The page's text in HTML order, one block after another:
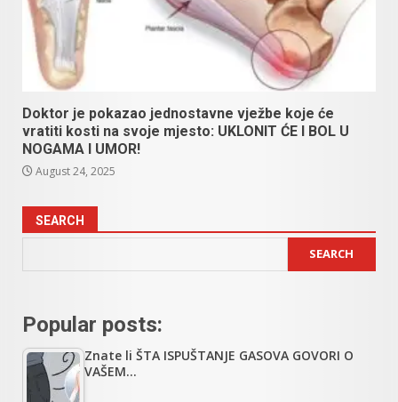
Doktor je pokazao jednostavne vježbe koje će
vratiti kosti na svoje mjesto: UKLONIT ĆE I BOL U
NOGAMA I UMOR!
August 24, 2025
SEARCH
SEARCH
Popular posts:
Znate li ŠTA ISPUŠTANJE GASOVA GOVORI O
VAŠEM…